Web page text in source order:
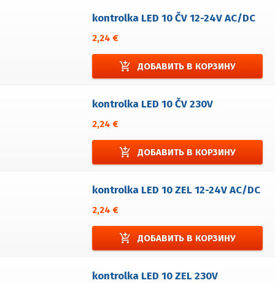
kontrolka LED 10 ČV 12-24V AC/DC
2,24 €
add_shopping_cart ДОБАВИТЬ В КОРЗИНУ
kontrolka LED 10 ČV 230V
2,24 €
add_shopping_cart ДОБАВИТЬ В КОРЗИНУ
kontrolka LED 10 ZEL 12-24V AC/DC
2,24 €
add_shopping_cart ДОБАВИТЬ В КОРЗИНУ
kontrolka LED 10 ZEL 230V